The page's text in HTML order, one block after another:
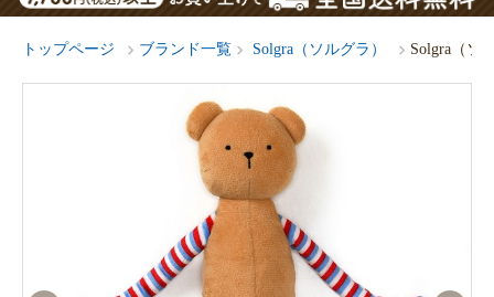
トップページ ブランド一覧 Solgra（ソルグラ） Solgra（ソ